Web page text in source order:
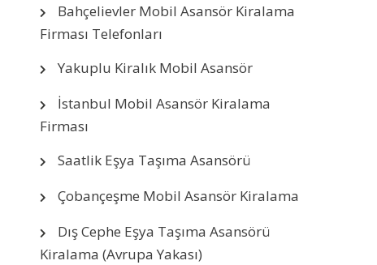
Bahçelievler Mobil Asansör Kiralama
Firması Telefonları
Yakuplu Kiralık Mobil Asansör
İstanbul Mobil Asansör Kiralama
Firması
Saatlik Eşya Taşıma Asansörü
Çobançeşme Mobil Asansör Kiralama
Dış Cephe Eşya Taşıma Asansörü
Kiralama (Avrupa Yakası)